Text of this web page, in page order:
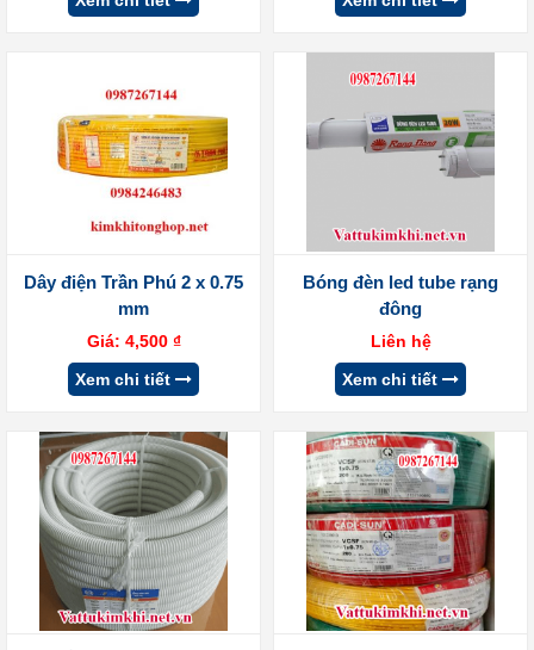
Dây điện Trần Phú 2 x 0.75
mm
Giá: 4,500 ₫
Xem chi tiết
Bóng đèn led tube rạng
đông
Liên hệ
Xem chi tiết